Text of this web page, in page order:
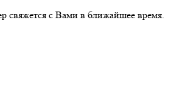
свяжется с Вами в ближайшее время.